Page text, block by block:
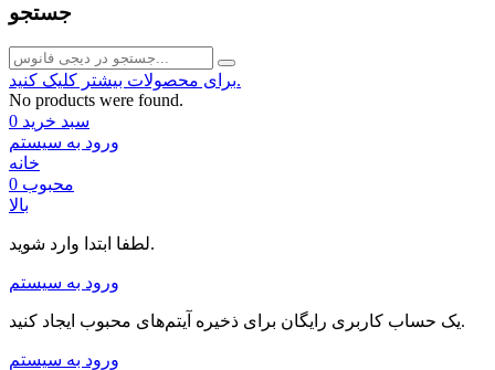
جستجو
برای محصولات بیشتر کلیک کنید.
No products were found.
سبد خرید 0
ورود به سیستم
خانه
محبوب 0
بالا
لطفا ابتدا وارد شوید.
ورود به سیستم
یک حساب کاربری رایگان برای ذخیره آیتم‌های محبوب ایجاد کنید.
ورود به سیستم